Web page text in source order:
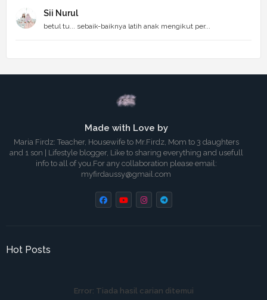
Sii Nurul
betul tu... sebaik-baiknya latih anak mengikut per...
Made with Love by
Maria Firdz: Teacher, Housewife to Mr.Firdz, Mom to 3 daughters
and 1 son | Lifestyle blogger, Like to sharing everything and usefull
info to all of you.For any collaboration please email:
myfirdaussy@gmail.com
Hot Posts
Error: Tiada hasil carian ditemui